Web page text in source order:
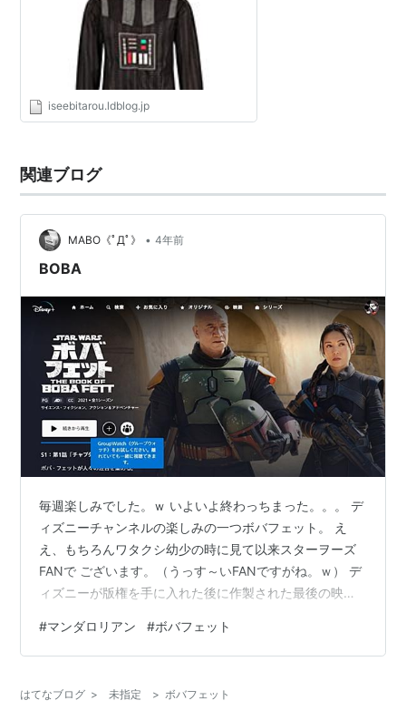
iseebitarou.ldblog.jp
関連ブログ
MABO《ﾟДﾟ》 • 4年前
BOBA
毎週楽しみでした。ｗ いよいよ終わっちまった。。。 デ
ィズニーチャンネルの楽しみの一つボバフェット。 え
え、もちろんワタクシ幼少の時に見て以来スターヲーズ
FANで ございます。（うっす～いFANですがね。ｗ） デ
ィズニーが版権を手に入れた後に作製された最後の映画3
ディズニーが (;´･ω･)(;´･ω･)ああこうでしたね、すいま
せん。 と作り始めたマンダロリアンとボバフェット。ｗ
良かったのではないかと思います。 まあ、マンダロリア
#マンダロリアン #ボバフェット
はてなブログ > 未指定 > ボバフェット